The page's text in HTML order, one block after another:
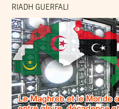
RIADH GUERFALI